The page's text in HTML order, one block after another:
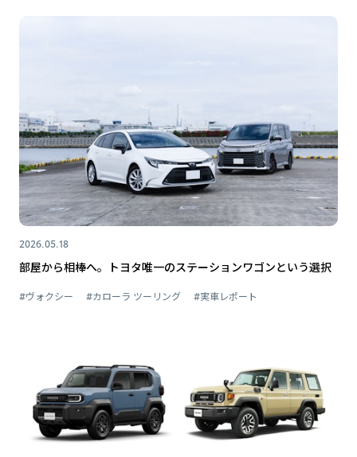
2026.05.18
部屋から相棒へ。トヨタ唯一のステーションワゴンという選択
#ヴォクシー #カローラ ツーリング #実車レポート